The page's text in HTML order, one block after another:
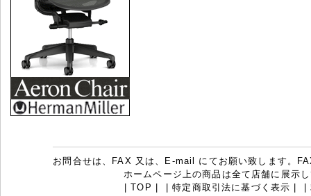
お問合せは、FAX 又は、E-mail にてお願い致します。
ホームページ上の商品は全て店舗に展示
|TOP |特定商取引法に基づく表示 |